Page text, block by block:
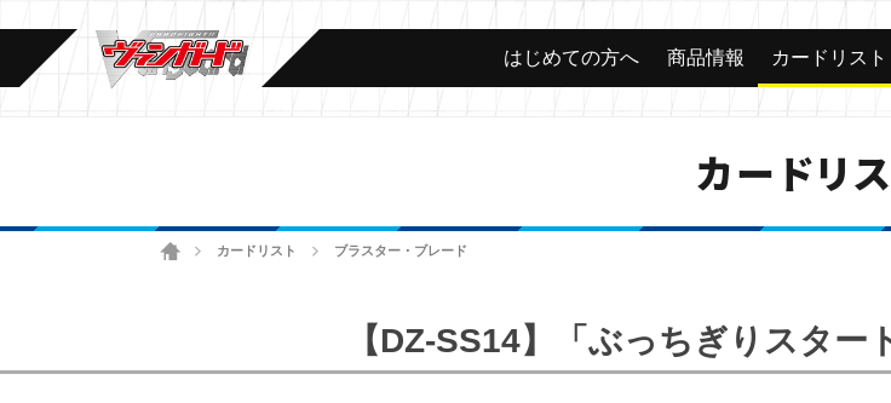
はじめての方へ 商品情報 カードリスト
カードリ
ホームカードリスト ブラスター・ブレード
【DZ-SS14】「ぶっちぎりスタ